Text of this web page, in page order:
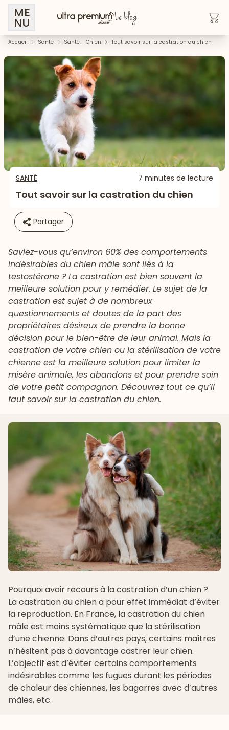
ME
NU
Accueil Santé Santé - Chien Tout savoir sur la castration du chien
SANTÉ 7 minutes de lecture
Tout savoir sur la castration du chien
Partager
Saviez-vous qu’environ 60% des comportements
indésirables du chien mâle sont liés à la
testostérone ? La castration est bien souvent la
meilleure solution pour y remédier. Le sujet de la
castration est sujet à de nombreux
questionnements et doutes de la part des
propriétaires désireux de prendre la bonne
décision pour le bien-être de leur animal. Mais la
castration de votre chien ou la stérilisation de votre
chienne est la meilleure solution pour limiter la
misère animale, les abandons et pour prendre soin
de votre petit compagnon. Découvrez tout ce qu’il
faut savoir sur la castration du chien.
Pourquoi avoir recours à la castration d’un chien ?
La castration du chien a pour effet immédiat d’éviter
la reproduction. En France, la castration du chien
mâle est moins systématique que la stérilisation
d’une chienne. Dans d’autres pays, certains maîtres
n’hésitent pas à davantage castrer leur chien.
L’objectif est d’éviter certains comportements
indésirables comme les fugues durant les périodes
de chaleur des chiennes, les bagarres avec d’autres
mâles, etc.